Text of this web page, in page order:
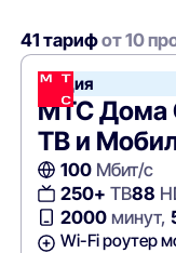
41 тарифот 10
Акция
МТС Дома
ТВ и
100Мбит/с
250+ ТВ88
2000минут,
Wi-Fi роутер